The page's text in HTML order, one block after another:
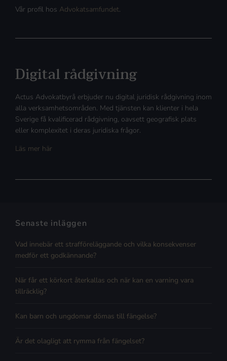
Vår profil hos Advokatsamfundet.
Digital rådgivning
Actus Advokatbyrå erbjuder nu digital juridisk rådgivning inom
alla verksamhetsområden. Med tjänsten kan klienter i hela
Sverige få kvalificerad rådgivning, oavsett geografisk plats
eller komplexitet i deras juridiska frågor.
Läs mer här
Senaste inläggen
Vad innebär ett strafföreläggande och vilka konsekvenser
medför ett godkännande?
När får ett körkort återkallas och när kan en varning vara
tillräcklig?
Kan barn och ungdomar dömas till fängelse?
Är det olagligt att rymma från fängelset?